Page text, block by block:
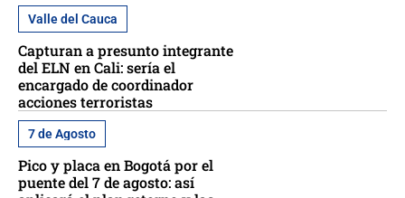
Valle del Cauca
Capturan a presunto integrante
del ELN en Cali: sería el
encargado de coordinador
acciones terroristas
7 de Agosto
Pico y placa en Bogotá por el
puente del 7 de agosto: así